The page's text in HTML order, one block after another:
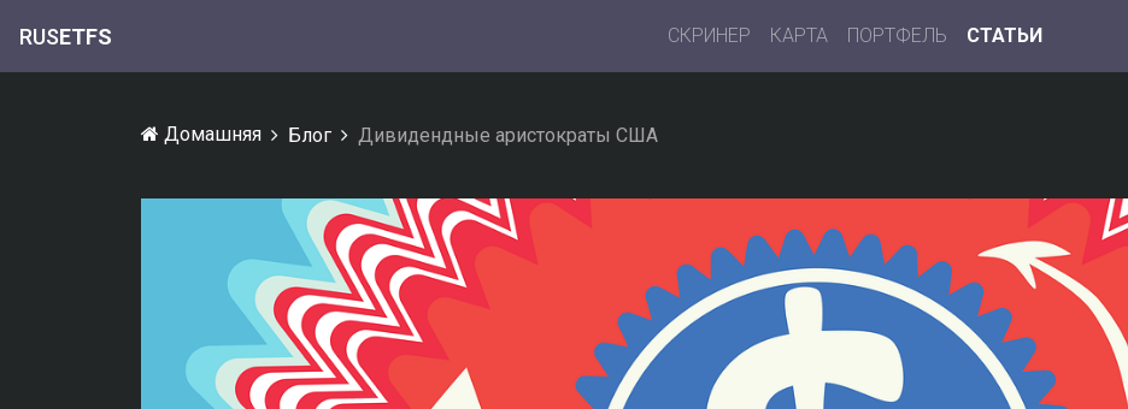
RUSETFS СКРИНЕР КАРТА ПОРТФЕЛЬ СТАТЬИ
Домашняя Блог Дивидендные аристократы США